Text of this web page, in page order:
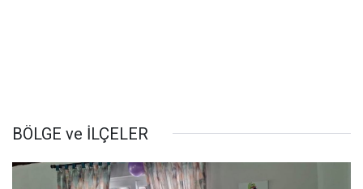
BÖLGE ve İLÇELER